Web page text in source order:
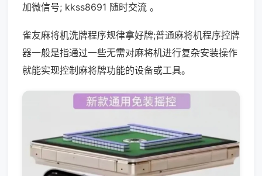
加微信号; kkss8691 随时交流 。
雀友麻将机洗牌程序规律拿好牌;普通麻将机程序控牌
器一般是指通过一些无需对麻将机进行复杂安装操作
就能实现控制麻将牌功能的设备或工具。